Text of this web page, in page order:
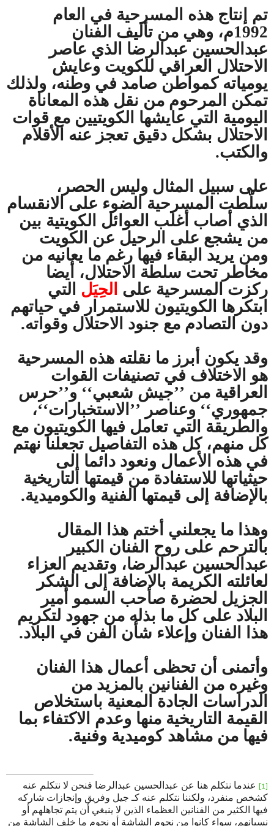
تم إنتاج هذه المسرحية في العام
1992م، وهي من تأليف الفنان
عبدالحسين عبدالرضا الذي عاصر
الاحتلال العراقي للكويت وعايش
يومياته كمواطن صامد في وطنه، ولذلك
تمكن المرحوم من نقل هذه المعاناة
اليومية التي عايشها الكويتيين مع قوات
الاحتلال بشكل دقيق تعجز عنه الأقلام
والكتب.
على سبيل المثال وليس الحصر،
سلّطت المسرحية الضوء على الانقسام
الذي أصاب أغلب العوائل الكويتية بين
من يشجع على الرحيل عن الكويت
ومن يريد البقاء فيها رغم ما يعانيه من
مخاطر تحت سلطة الاحتلال، أيضا
ركزت المسرحية على الحِيَل التي
ابتكرها الكويتيون للاستمرار في حياتهم
دون التصادم مع جنود الاحتلال وقواته.
وقد يكون أبرز ما نقلته هذه المسرحية
هو الاختلاف في تصنيفات القوات
العراقية من ’’جيش شعبي‘‘ و’’حرس
جمهوري‘‘ وعناصر ’’الاستخبارات‘‘،
والطريقة التي تعامل فيها الكويتيون مع
كل منهم، كل هذه التفاصيل تجعلنا نهتم
في هذه الأعمال ونعود دائما إلى
حيثياتها للاستفادة من قيمتها التاريخية
بالإضافة إلى قيمتها الفنية والكوميدية.
وهذا ما يجعلني أختم هذا المقال
بالترحم على روح الفنان الكبير
عبدالحسين عبدالرضا، وتقديم العزاء
لعائلته الكريمة بالإضافة إلى الشكر
الجزيل لحضرة صاحب السمو أمير
البلاد على كل ما بذله من جهود لتكريم
هذا الفنان وإعلاء شأن الفن في البلاد.
وأتمنى أن تحظى أعمال هذا الفنان
وغيره من الفنانين بالمزيد من
الدراسات الجادة المعنية باستخلاص
القيمة التاريخية منها وعدم الاكتفاء بما
فيها من مشاهد كوميدية وفنية.
[1]
عندما نتكلم هنا عن عبدالحسين عبدالرضا فنحن لا نتكلم عنه
كشخص منفرد، ولكننا نتكلم عنه كـ جيل وفريق وإنجازات شاركه
فيها الكثير من الفنانين العظماء الذين لا ينبغي أن يتم تجاهلهم أو
نسيانهم، سواء كانوا من نجوم الشاشة أو نجوم ما خلف الشاشة من